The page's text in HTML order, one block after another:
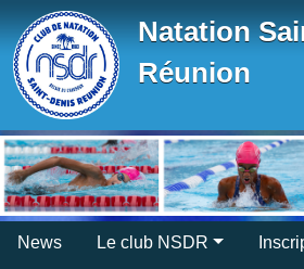
Natation
Réunion
News Le club NSDR
Panneau de gestion des cookies